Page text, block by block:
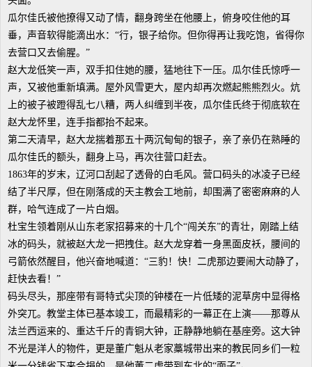
瓜尔佳氏被他撩得又动了情，翻身跨坐在他腰上，俯身咬住他的耳
垂，声音软得能滴出水：“行，银子给你。但你得再让我吃饱，省得你
去营口又去偷腥。”
赵大龙低笑一声，双手扣住她的腰，猛地往下一压。瓜尔佳氏惊呼一
声，又被他重新填满。屋外风雪更大，屋内却再次燃起熊熊烈火。炕
上的被子被蹬得乱七八糟，两人纠缠到半夜，瓜尔佳氏终于彻底软在
赵大龙怀里，连手指都抬不起来。
第二天清早，赵大龙揣着那五十两沉甸甸的银子，亲了亲仍在熟睡的
瓜尔佳氏的额头，翻身上马，再次往营口赶去。
1863年的岁末，辽河口刮起了透骨的白毛风。营口码头的冰凌子已经
结了半尺厚，但在刚落成的天主教会工地前，却围满了密密麻麻的人
群，哈气连成了一片白烟。
杜宝生领着刚从山东老家招募来的十几个“闯关东”的青壮，刚踏上结
冰的码头，就被赵大龙一把拽住。赵大龙穿着一身黑面皮袄，腰间的
弓箭依然醒目，他兴奋地喊道：“三豹！快！二虎那边要闹大动静了，
赶快去看！”
码头尽头，那座带有哥特式尖顶的钟楼在一片低矮的泥草房中显得格
外突兀。教堂主体已基本竣工，而最精彩的一幕正在上演——那尊从
法兰西运来的、重达千斤的青铜大钟，正静静地躺在基座旁。这大钟
不光是洋人的物件，更是董广魁从老家藁城带出来的教民同乡们一粒